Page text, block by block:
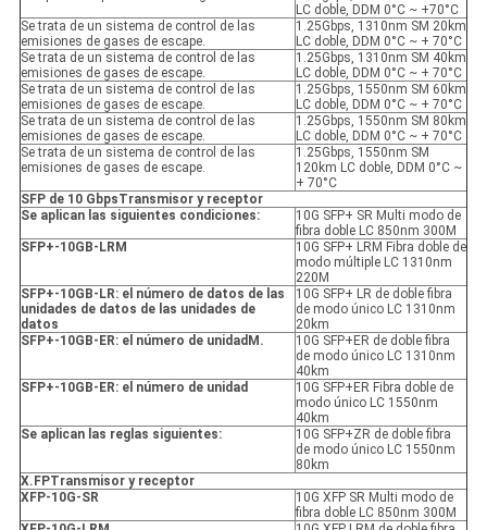
LC doble, DDM 0°C ~ +70°C
Se trata de un sistema de control de las
emisiones de gases de escape.
1.25Gbps, 1310nm SM 20km
LC doble, DDM 0°C ~ + 70°C
Se trata de un sistema de control de las
emisiones de gases de escape.
1.25Gbps, 1310nm SM 40km
LC doble, DDM 0°C ~ + 70°C
Se trata de un sistema de control de las
emisiones de gases de escape.
1.25Gbps, 1550nm SM 60km
LC doble, DDM 0°C ~ + 70°C
Se trata de un sistema de control de las
emisiones de gases de escape.
1.25Gbps, 1550nm SM 80km
LC doble, DDM 0°C ~ + 70°C
Se trata de un sistema de control de las
emisiones de gases de escape.
1.25Gbps, 1550nm SM
120km LC doble, DDM 0°C ~
+ 70°C
SFP de 10 GbpsTransmisor y receptor
Se aplican las siguientes condiciones:
10G SFP+ SR Multi modo de
fibra doble LC 850nm 300M
SFP+-10GB-LRM
10G SFP+ LRM Fibra doble de
modo múltiple LC 1310nm
220M
SFP+-10GB-LR: el número de datos de las
unidades de datos de las unidades de
datos
10G SFP+ LR de doble fibra
de modo único LC 1310nm
20km
SFP+-10GB-ER: el número de unidad M.
10G SFP+ER de doble fibra
de modo único LC 1310nm
40km
SFP+-10GB-ER: el número de unidad
10G SFP+ER Fibra doble de
modo único LC 1550nm
40km
Se aplican las reglas siguientes:
10G SFP+ZR de doble fibra
de modo único LC 1550nm
80km
X. FPTransmisor y receptor
XFP-10G-SR
10G XFP SR Multi modo de
fibra doble LC 850nm 300M